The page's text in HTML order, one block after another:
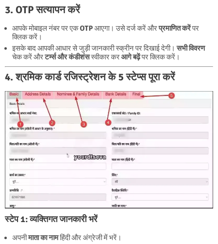
3. OTP सत्यापन करें
आपके मोबाइल नंबर पर एकOTPआएगा। उसे दर्ज करें औरप्रमाणित करेंपर
क्लिक करें।
इसके बाद आपकी आधार से जुड़ी जानकारी स्क्रीन पर दिखाई देगी।सभी विवरण
चेक करें औरटर्म्स और कंडीशंसस्वीकार करआगे बढ़ेंपर क्लिक करें।
4. श्रमिक कार्ड रजिस्ट्रेशन के 5 स्टेप्स पूरा करें
स्टेप 1: व्यक्तिगत जानकारी भरें
अपनीमाता का नामहिंदी और अंग्रेजी में भरें।